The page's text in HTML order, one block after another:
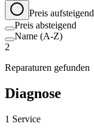
Preis aufsteigend
Preis absteigend
Name (A-Z)
2
Reparaturen gefunden
Diagnose
1 Service